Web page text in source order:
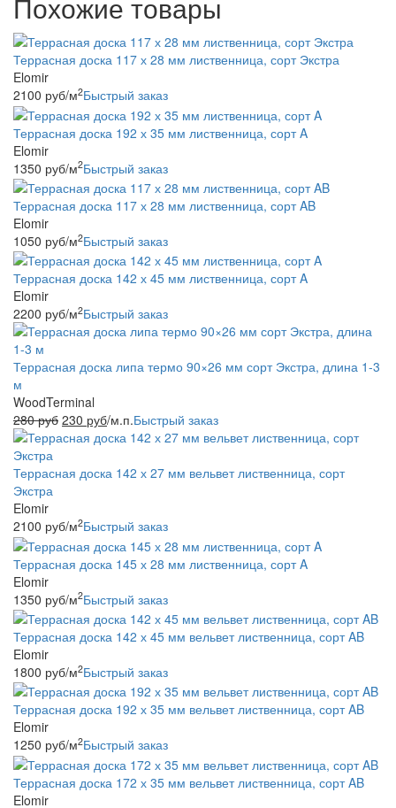
Террасная доска 117 х 28 мм лиственница, сорт Экстра
Elomir
2100 руб/м2Быстрый заказ
Террасная доска 192 х 35 мм лиственница, сорт A
Elomir
1350 руб/м2Быстрый заказ
Террасная доска 117 х 28 мм лиственница, сорт AB
Elomir
1050 руб/м2Быстрый заказ
Террасная доска 142 х 45 мм лиственница, сорт A
Elomir
2200 руб/м2Быстрый заказ
Террасная доска липа термо 90×26 мм сорт Экстра, длина 1-3
м
WoodTerminal
280руб 230 руб/м.п.Быстрый заказ
Террасная доска 142 х 27 мм вельвет лиственница, сорт
Экстра
Elomir
2100 руб/м2Быстрый заказ
Террасная доска 145 х 28 мм лиственница, сорт A
Elomir
1350 руб/м2Быстрый заказ
Террасная доска 142 х 45 мм вельвет лиственница, сорт AB
Elomir
1800 руб/м2Быстрый заказ
Террасная доска 192 х 35 мм вельвет лиственница, сорт AB
Elomir
1250 руб/м2Быстрый заказ
Террасная доска 172 х 35 мм вельвет лиственница, сорт AB
Elomir